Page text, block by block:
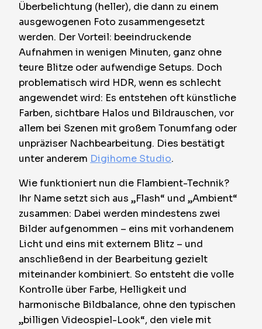
Überbelichtung (heller), die dann zu einem
ausgewogenen Foto zusammengesetzt
werden. Der Vorteil: beeindruckende
Aufnahmen in wenigen Minuten, ganz ohne
teure Blitze oder aufwendige Setups. Doch
problematisch wird HDR, wenn es schlecht
angewendet wird: Es entstehen oft künstliche
Farben, sichtbare Halos und Bildrauschen, vor
allem bei Szenen mit großem Tonumfang oder
unpräziser Nachbearbeitung. Dies bestätigt
unter anderem Digihome Studio.
Wie funktioniert nun die Flambient-Technik?
Ihr Name setzt sich aus „Flash“ und „Ambient“
zusammen: Dabei werden mindestens zwei
Bilder aufgenommen – eins mit vorhandenem
Licht und eins mit externem Blitz – und
anschließend in der Bearbeitung gezielt
miteinander kombiniert. So entsteht die volle
Kontrolle über Farbe, Helligkeit und
harmonische Bildbalance, ohne den typischen
„billigen Videospiel-Look“, den viele mit